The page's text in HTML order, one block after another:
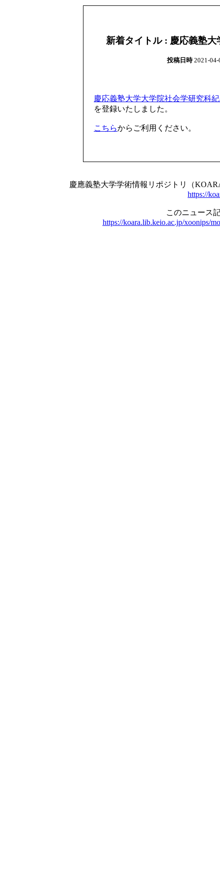
新着タイトル : 慶応義塾
投稿日時2021-04-
慶応義塾大学大学院社会学研究科紀
を登録いたしました。
こちらからご利用ください。
慶應義塾大学学術情報リポジトリ（
https://
このニュース
https://koara.lib.keio.ac.jp/xoonips/